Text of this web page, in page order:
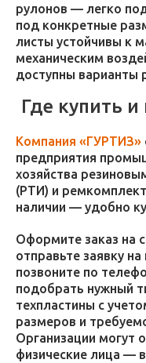
рулонов — легко
под конкретные
листы устойчивы к
механическим
доступны варианты
Где купить
Компания «ГУРТИЗ»
предприятия
хозяйства
(РТИ) и
наличии — удобно
Оформите заказ на
отправьте заявку
позвоните по
подобрать нужный
техпластины с
размеров и
Организации могут
физические лица —